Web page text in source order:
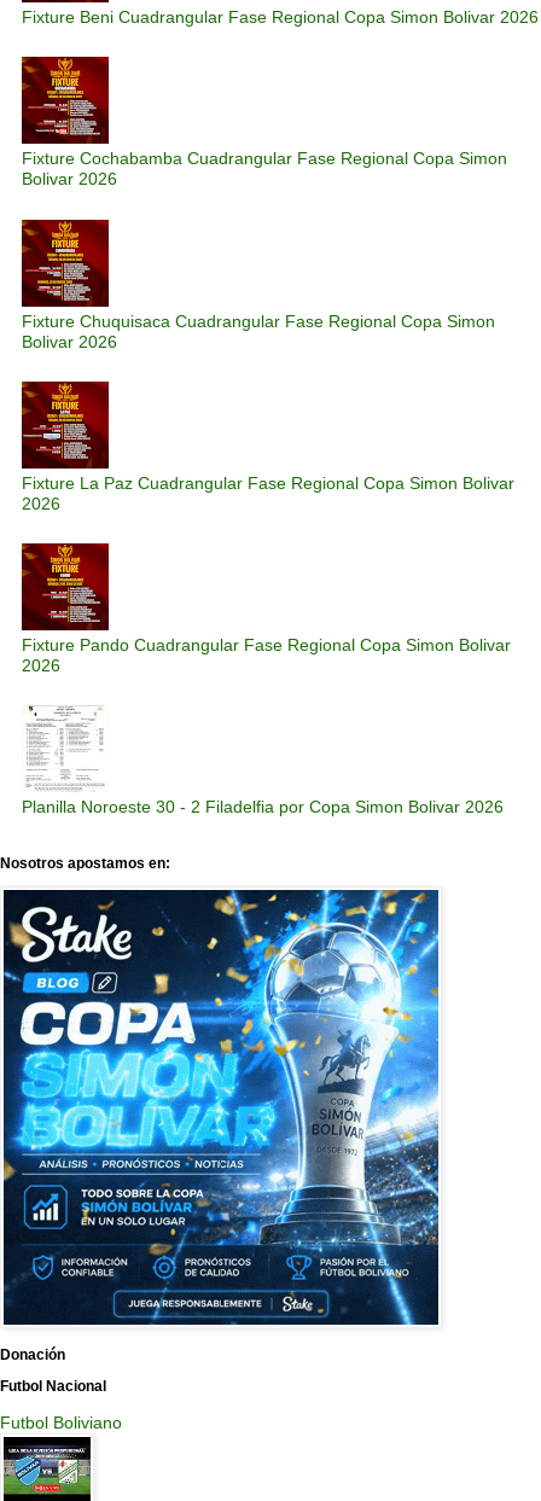
Fixture Beni Cuadrangular Fase Regional Copa Simon Bolivar 2026
Fixture Cochabamba Cuadrangular Fase Regional Copa Simon
Bolivar 2026
Fixture Chuquisaca Cuadrangular Fase Regional Copa Simon
Bolivar 2026
Fixture La Paz Cuadrangular Fase Regional Copa Simon Bolivar
2026
Fixture Pando Cuadrangular Fase Regional Copa Simon Bolivar
2026
Planilla Noroeste 30 - 2 Filadelfia por Copa Simon Bolivar 2026
Nosotros apostamos en:
Donación
Futbol Nacional
Futbol Boliviano